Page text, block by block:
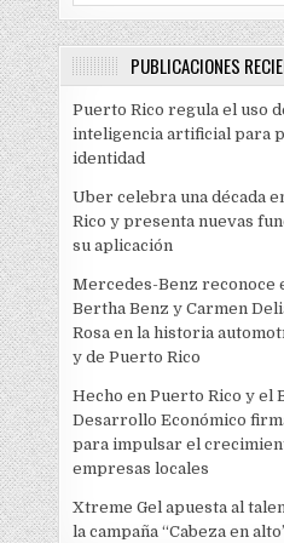
PUBLICACIONES
Puerto Rico regula el uso
inteligencia artificial para
identidad
Uber celebra una década
Rico y presenta nuevas
su aplicación
Mercedes-Benz reconoce
Bertha Benz y Carmen
Rosa en la historia
y de Puerto Rico
Hecho en Puerto Rico y el
Desarrollo Económico
para impulsar el
empresas locales
Xtreme Gel apuesta al
la campaña “Cabeza en